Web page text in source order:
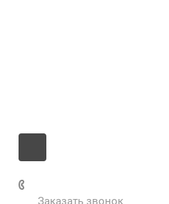
Заказать звонок